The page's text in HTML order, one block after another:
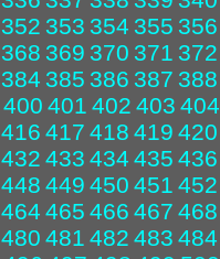
352 353 354 355 356
368 369 370 371 372
384 385 386 387 388
400 401 402 403 404
416 417 418 419 420
432 433 434 435 436
448 449 450 451 452
464 465 466 467 468
480 481 482 483 484